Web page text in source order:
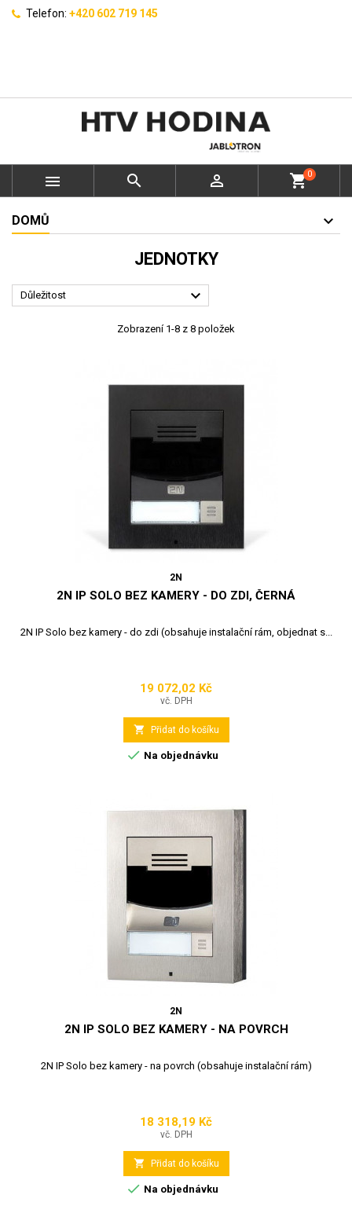
Telefon: +420 602 719 145
   shopping_cart0
DOMŮ
JEDNOTKY
Důležitost 
Zobrazení 1-8 z 8 položek
2N
2N IP SOLO BEZ KAMERY - DO ZDI, ČERNÁ
2N IP Solo bez kamery - do zdi (obsahuje instalační rám, objednat s...
Cena
19 072,02 Kč
vč. DPH
 Přidat do košíku
 Na objednávku
2N
2N IP SOLO BEZ KAMERY - NA POVRCH
2N IP Solo bez kamery - na povrch (obsahuje instalační rám)
Cena
18 318,19 Kč
vč. DPH
 Přidat do košíku
 Na objednávku